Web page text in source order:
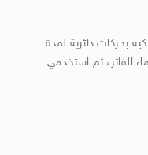
بحركات دائرية لمدة
الفاتر، ثم استخدمي